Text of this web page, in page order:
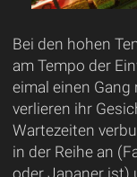
Bei den hohen
am Tempo der
eimal einen
verlieren ihr
Wartezeiten
in der Reihe an
oder Japaner ist)